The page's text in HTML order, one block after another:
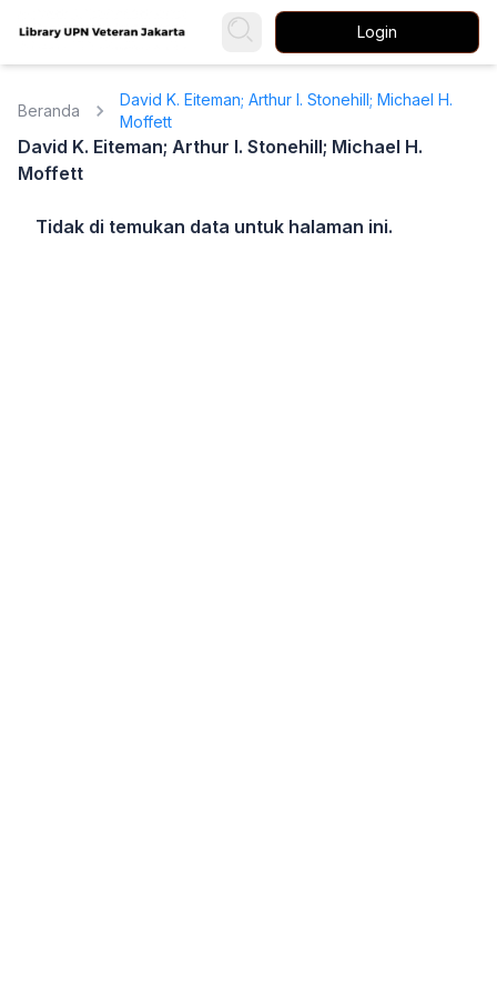
Login
Beranda
David K. Eiteman; Arthur I. Stonehill; Michael H.
Moffett
David K. Eiteman; Arthur I. Stonehill; Michael H.
Moffett
Tidak di temukan data untuk halaman ini.